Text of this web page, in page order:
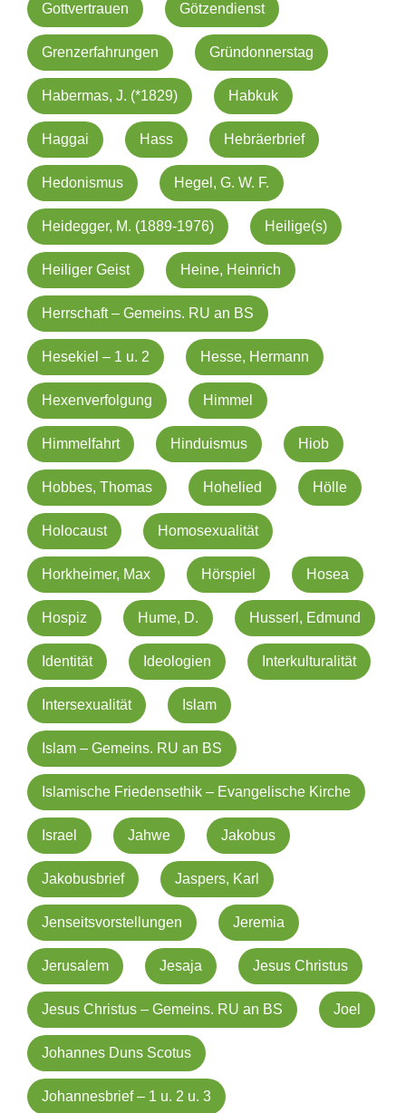
Gottvertrauen Götzendienst
Grenzerfahrungen Gründonnerstag
Habermas, J. (*1829) Habkuk
Haggai Hass Hebräerbrief
Hedonismus Hegel, G. W. F.
Heidegger, M. (1889-1976) Heilige(s)
Heiliger Geist Heine, Heinrich
Herrschaft – Gemeins. RU an BS
Hesekiel – 1 u. 2 Hesse, Hermann
Hexenverfolgung Himmel
Himmelfahrt Hinduismus Hiob
Hobbes, Thomas Hohelied Hölle
Holocaust Homosexualität
Horkheimer, Max Hörspiel Hosea
Hospiz Hume, D. Husserl, Edmund
Identität Ideologien Interkulturalität
Intersexualität Islam
Islam – Gemeins. RU an BS
Islamische Friedensethik – Evangelische Kirche
Israel Jahwe Jakobus
Jakobusbrief Jaspers, Karl
Jenseitsvorstellungen Jeremia
Jerusalem Jesaja Jesus Christus
Jesus Christus – Gemeins. RU an BS Joel
Johannes Duns Scotus
Johannesbrief – 1 u. 2 u. 3